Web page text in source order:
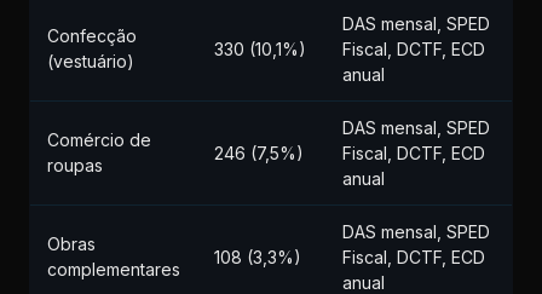
Confecção
(vestuário)
330 (10,1%)
DAS mensal, SPED
Fiscal, DCTF, ECD
anual
Comércio de
roupas
246 (7,5%)
DAS mensal, SPED
Fiscal, DCTF, ECD
anual
Obras
complementares
108 (3,3%)
DAS mensal, SPED
Fiscal, DCTF, ECD
anual